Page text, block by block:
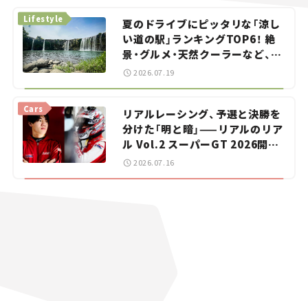
夏のドライブにピッタリな「涼し
い道の駅」ランキングTOP6！ 絶
景・グルメ・天然クーラーなど、避
暑におすすめのスポットを紹介
【道の駅マニアの推し駅ガイド】
Lifestyle
2026.07.19
リアルレーシング、予選と決勝を
分けた「明と暗」——リアルのリア
ル Vol.2 スーパーGT 2026開幕
戦 岡山国際サーキット
Cars
2026.07.16